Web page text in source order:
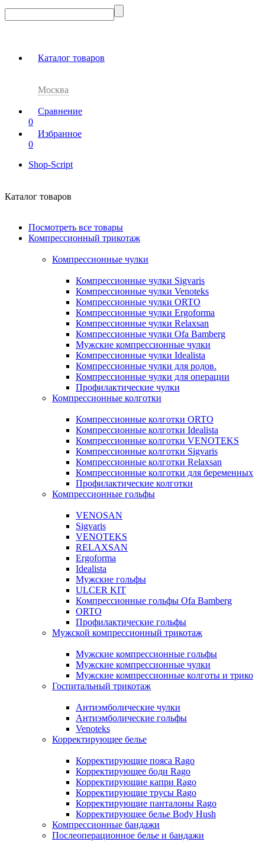
Каталог товаров
Москва
Сравнение
0
Избранное
0
Shop-Script
Каталог товаров
Посмотреть все товары
Компрессионный трикотаж
Компрессионные чулки
Компрессионные чулки Sigvaris
Компрессионные чулки Venoteks
Компрессионные чулки ORTO
Компрессионные чулки Ergoforma
Компрессионные чулки Relaxsan
Компрессионные чулки Ofa Bamberg
Мужские компрессионные чулки
Компрессионные чулки Idealista
Компрессионные чулки для родов.
Компрессионные чулки для операции
Профилактические чулки
Компрессионные колготки
Компрессионные колготки ORTO
Компрессионные колготки Idealista
Компрессионные колготки VENOTEKS
Компрессионные колготки Sigvaris
Компрессионные колготки Relaxsan
Компрессионные колготки для беременных
Профилактические колготки
Компрессионные гольфы
VENOSAN
Sigvaris
VENOTEKS
RELAXSAN
Ergoforma
Idealista
Мужские гольфы
ULCER KIT
Компрессионные гольфы Ofa Bamberg
ORTO
Профилактические гольфы
Мужской компрессионный трикотаж
Мужские компрессионные гольфы
Мужские компрессионные чулки
Мужские компрессионные колготы и трико
Госпитальный трикотаж
Антиэмболические чулки
Антиэмболические гольфы
Venoteks
Корректирующее белье
Корректирующие пояса Rago
Корректирующее боди Rago
Корректирующие капри Rago
Корректирующие трусы Rago
Корректирующие панталоны Rago
Корректирующее белье Body Hush
Компрессионные бандажи
Послеоперационное белье и бандажи